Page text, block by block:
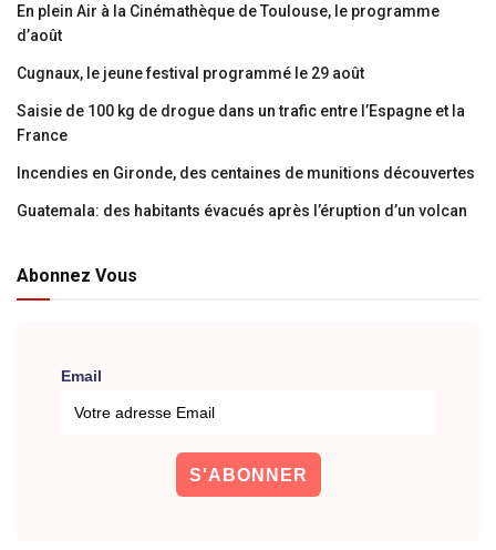
En plein Air à la Cinémathèque de Toulouse, le programme
d’août
Cugnaux, le jeune festival programmé le 29 août
Saisie de 100 kg de drogue dans un trafic entre l’Espagne et la
France
Incendies en Gironde, des centaines de munitions découvertes
Guatemala: des habitants évacués après l’éruption d’un volcan
Abonnez Vous
Email